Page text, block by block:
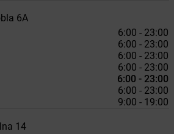
6A
6:00 - 23:00
6:00 - 23:00
6:00 - 23:00
6:00 - 23:00
6:00 - 23:00
6:00 - 23:00
9:00 - 19:00
14